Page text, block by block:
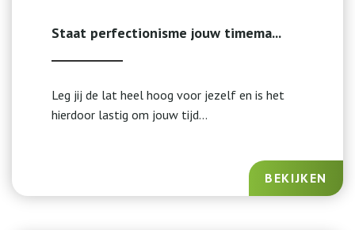
Staat perfectionisme jouw timema...
Leg jij de lat heel hoog voor jezelf en is het
hierdoor lastig om jouw tijd...
BEKIJKEN